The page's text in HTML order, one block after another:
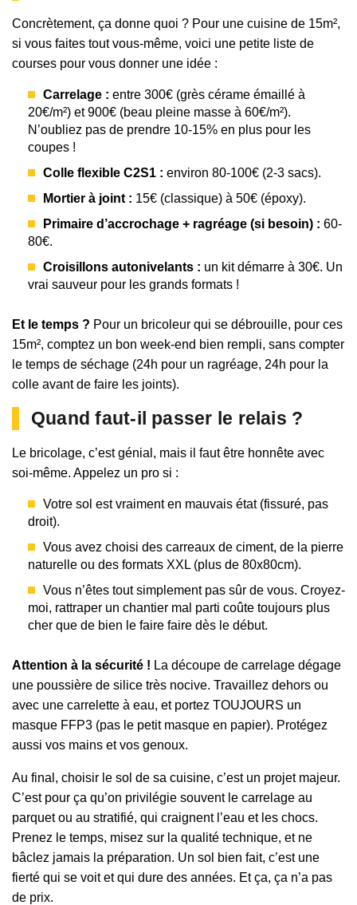
Concrètement, ça donne quoi ? Pour une cuisine de 15m²,
si vous faites tout vous-même, voici une petite liste de
courses pour vous donner une idée :
Carrelage : entre 300€ (grès cérame émaillé à
20€/m²) et 900€ (beau pleine masse à 60€/m²).
N’oubliez pas de prendre 10-15% en plus pour les
coupes !
Colle flexible C2S1 : environ 80-100€ (2-3 sacs).
Mortier à joint : 15€ (classique) à 50€ (époxy).
Primaire d’accrochage + ragréage (si besoin) : 60-
80€.
Croisillons autonivelants : un kit démarre à 30€. Un
vrai sauveur pour les grands formats !
Et le temps ? Pour un bricoleur qui se débrouille, pour ces
15m², comptez un bon week-end bien rempli, sans compter
le temps de séchage (24h pour un ragréage, 24h pour la
colle avant de faire les joints).
Quand faut-il passer le relais ?
Le bricolage, c’est génial, mais il faut être honnête avec
soi-même. Appelez un pro si :
Votre sol est vraiment en mauvais état (fissuré, pas
droit).
Vous avez choisi des carreaux de ciment, de la pierre
naturelle ou des formats XXL (plus de 80x80cm).
Vous n’êtes tout simplement pas sûr de vous. Croyez-
moi, rattraper un chantier mal parti coûte toujours plus
cher que de bien le faire faire dès le début.
Attention à la sécurité ! La découpe de carrelage dégage
une poussière de silice très nocive. Travaillez dehors ou
avec une carrelette à eau, et portez TOUJOURS un
masque FFP3 (pas le petit masque en papier). Protégez
aussi vos mains et vos genoux.
Au final, choisir le sol de sa cuisine, c’est un projet majeur.
C’est pour ça qu’on privilégie souvent le carrelage au
parquet ou au stratifié, qui craignent l’eau et les chocs.
Prenez le temps, misez sur la qualité technique, et ne
bâclez jamais la préparation. Un sol bien fait, c’est une
fierté qui se voit et qui dure des années. Et ça, ça n’a pas
de prix.